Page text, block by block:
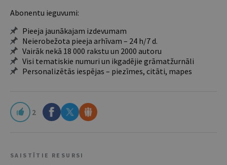
Abonentu ieguvumi:
Pieeja jaunākajam izdevumam
Neierobežota pieeja arhīvam – 24 h/7 d.
Vairāk nekā 18 000 rakstu un 2000 autoru
Visi tematiskie numuri un ikgadējie grāmatžurnāli
Personalizētās iespējas – piezīmes, citāti, mapes
2
SAISTĪTIE RESURSI